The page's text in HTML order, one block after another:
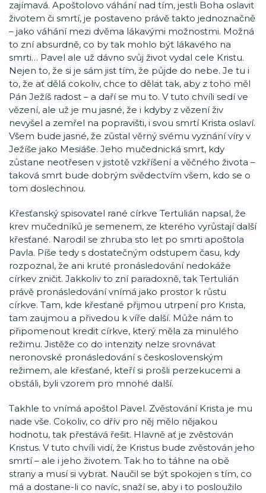
zajímavá. Apoštolovo váhání nad tím, jestli Boha oslavit
životem či smrtí, je postaveno právě takto jednoznačně
– jako váhání mezi dvěma lákavými možnostmi. Možná
to zní absurdně, co by tak mohlo být lákavého na
smrti… Pavel ale už dávno svůj život vydal cele Kristu.
Nejen to, že si je sám jist tím, že půjde do nebe. Je tu i
to, že ať dělá cokoliv, chce to dělat tak, aby z toho měl
Pán Ježíš radost – a daří se mu to. V tuto chvíli sedí ve
vězení, ale už je mu jasné, že i kdyby z vězení živ
nevyšel a zemřel na popravišti, i svou smrtí Krista oslaví.
Všem bude jasné, že zůstal věrný svému vyznání víry v
Ježíše jako Mesiáše. Jeho mučednická smrt, kdy
zůstane neotřesen v jistotě vzkříšení a věčného života –
taková smrt bude dobrým svědectvím všem, kdo se o
tom doslechnou.
Křesťanský spisovatel rané církve Tertulián napsal, že
krev mučedníků je semenem, ze kterého vyrůstají další
křesťané. Narodil se zhruba sto let po smrti apoštola
Pavla. Píše tedy s dostatečným odstupem času, kdy
rozpoznal, že ani kruté pronásledování nedokáže
církev zničit. Jakkoliv to zní paradoxně, tak Tertulián
právě pronásledování vnímá jako prostor k růstu
církve. Tam, kde křesťané přijmou utrpení pro Krista,
tam zaujmou a přivedou k víře další. Může nám to
připomenout kredit církve, který měla za minulého
režimu. Jistěže co do intenzity nelze srovnávat
neronovské pronásledování s československým
režimem, ale křesťané, kteří si prošli perzekucemi a
obstáli, byli vzorem pro mnohé další.
Takhle to vnímá apoštol Pavel. Zvěstování Krista je mu
nade vše. Cokoliv, co dřív pro něj mělo nějakou
hodnotu, tak přestává řešit. Hlavně ať je zvěstován
Kristus. V tuto chvíli vidí, že Kristus bude zvěstován jeho
smrtí – ale i jeho životem. Tak ho to táhne na obě
strany a musí si vybrat. Naučil se být spokojen s tím, co
má a dostane-li co navíc, snaží se, aby i to posloužilo